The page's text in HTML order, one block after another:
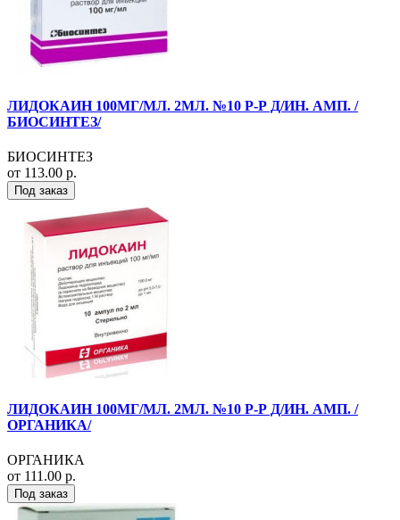
ЛИДОКАИН 100МГ/МЛ. 2МЛ. №10 Р-Р Д/ИН. АМП. /
БИОСИНТЕЗ/
БИОСИНТЕЗ
от 113.00 р.
Под заказ
ЛИДОКАИН 100МГ/МЛ. 2МЛ. №10 Р-Р Д/ИН. АМП. /
ОРГАНИКА/
ОРГАНИКА
от 111.00 р.
Под заказ